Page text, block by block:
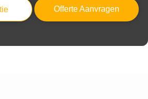
Aangepaste 3,5 inch zinklegering antiek zilveren gesp voor heren en dames
Offerte Aanvragen